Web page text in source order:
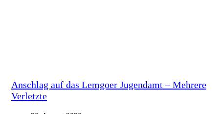
Anschlag auf das Lemgoer Jugendamt – Mehrere
Verletzte